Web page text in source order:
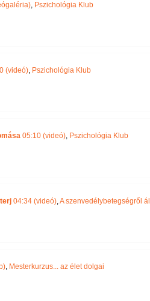
, Pszichológia Klub
(videó), Pszichológia Klub
05:10 (videó), Pszichológia Klub
04:34 (videó),A szenvedélybetegségről
, Mesterkurzus... az élet dolgai